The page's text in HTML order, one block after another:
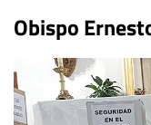
Obispo